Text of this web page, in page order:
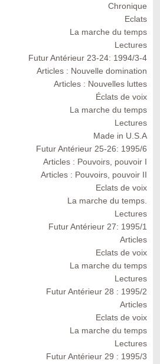
Chronique
Eclats
La marche du temps
Lectures
Futur Antérieur 23-24: 1994/3-4
Articles : Nouvelle domination
Articles : Nouvelles luttes
Éclats de voix
La marche du temps
Lectures
Made in U.S.A
Futur Antérieur 25-26: 1995/6
Articles : Pouvoirs, pouvoir I
Articles : Pouvoirs, pouvoir II
Eclats de voix
La marche du temps.
Lectures
Futur Antérieur 27: 1995/1
Articles
Eclats de voix
La marche du temps
Lectures
Futur Antérieur 28 : 1995/2
Articles
Eclats de voix
La marche du temps
Lectures
Futur Antérieur 29 : 1995/3